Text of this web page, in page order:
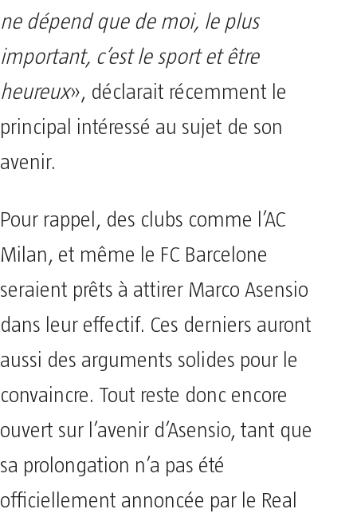
ne dépend que de moi, le plus
important, c’est le sport et être
heureux», déclarait récemment le
principal intéressé au sujet de son
avenir.
Pour rappel, des clubs comme l’AC
Milan, et même le FC Barcelone
seraient prêts à attirer Marco Asensio
dans leur effectif. Ces derniers auront
aussi des arguments solides pour le
convaincre. Tout reste donc encore
ouvert sur l’avenir d’Asensio, tant que
sa prolongation n’a pas été
officiellement annoncée par le Real